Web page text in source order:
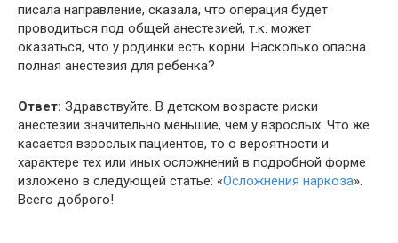
писала направление, сказала, что операция будет
проводиться под общей анестезией, т.к. может
оказаться, что у родинки есть корни. Насколько опасна
полная анестезия для ребенка?
Ответ: Здравствуйте. В детском возрасте риски
анестезии значительно меньшие, чем у взрослых. Что же
касается взрослых пациентов, то о вероятности и
характере тех или иных осложнений в подробной форме
изложено в следующей статье: «Осложнения наркоза».
Всего доброго!